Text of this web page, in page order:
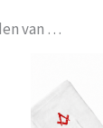
van …